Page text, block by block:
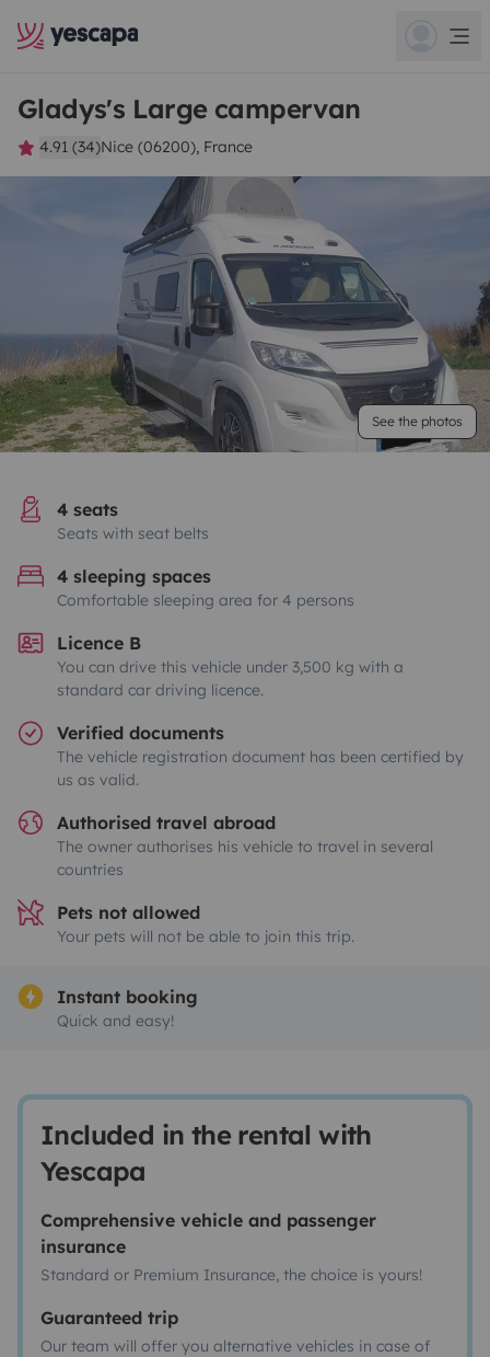
Gladys's Large campervan
4.91 (34)Nice (06200), France
See the photos
4 seats
Seats with seat belts
4 sleeping spaces
Comfortable sleeping area for 4 persons
Licence B
You can drive this vehicle under 3,500 kg with a
standard car driving licence.
Verified documents
The vehicle registration document has been certified by
us as valid.
Authorised travel abroad
The owner authorises his vehicle to travel in several
countries
Pets not allowed
Your pets will not be able to join this trip.
Instant booking
Quick and easy!
Included in the rental with
Yescapa
Comprehensive vehicle and passenger
insurance
Standard or Premium Insurance, the choice is yours!
Guaranteed trip
Our team will offer you alternative vehicles in case of